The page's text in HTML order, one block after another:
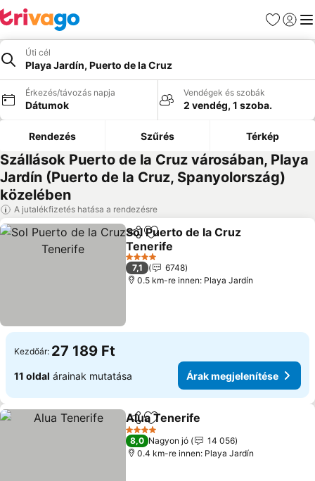
Kedvencek
Úti cél
Playa Jardín, Puerto de la Cruz
Érkezés/távozás napja
Dátumok
Vendégek és szobák
2 vendég, 1 szoba.
Rendezés Szűrés Térkép
Szállások Puerto de la Cruz városában, Playa
Jardín (Puerto de la Cruz, Spanyolország)
közelében
A jutalékfizetés hatása a rendezésre
Megosztás
Hozzáadás a kedvencekhez
Sol Puerto de la Cruz
Tenerife
Árak megjelenítése
4 Kategória
7,1
6748
0.5 km-re innen: Playa Jardín
Kezdőár: 27 189 Ft
11 oldal árainak mutatása Árak megjelenítése
Megosztás
Hozzáadás a kedvencekhez
Alua Tenerife
4 Kategória
8,0 Nagyon jó
14 056
0.4 km-re innen: Playa Jardín